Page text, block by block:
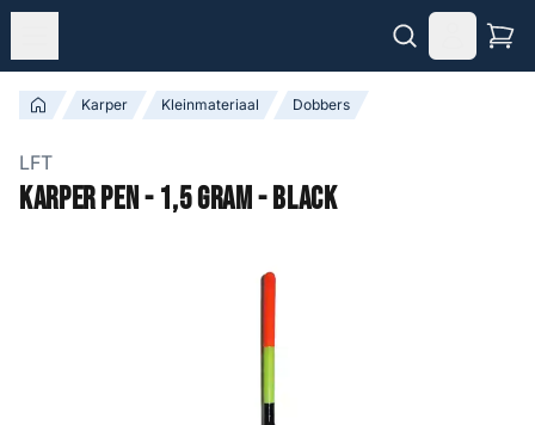
Karper Kleinmateriaal Dobbers
LFT
Karper Pen - 1,5 gram - Black